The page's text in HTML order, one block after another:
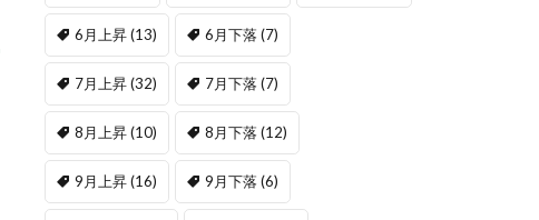
6月上昇(13) 6月下落 (7)
7月上昇(32) 7月下落 (7)
8月上昇(10) 8月下落 (12)
9月上昇(16) 9月下落 (6)